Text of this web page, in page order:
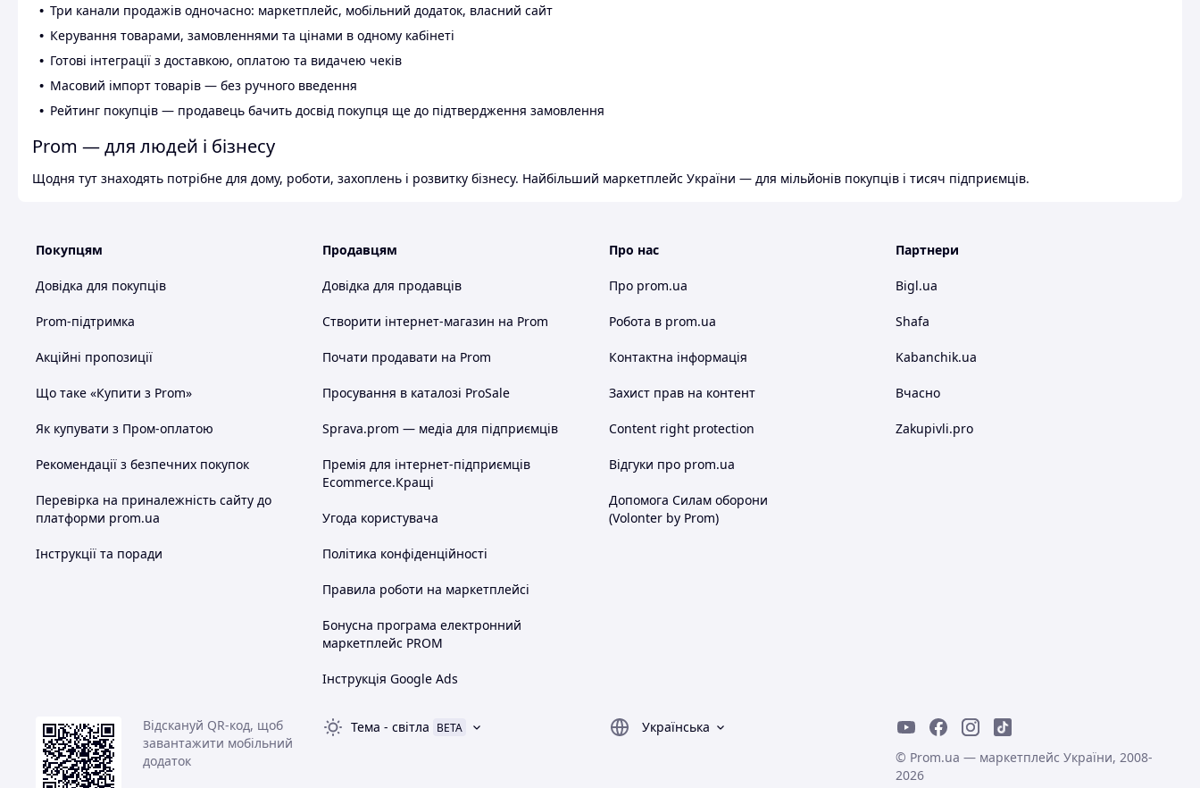
Три канали продажів одночасно: маркетплейс, мобільний додаток, власний сайт
Керування товарами, замовленнями та цінами в одному кабінеті
Готові інтеграції з доставкою, оплатою та видачею чеків
Масовий імпорт товарів — без ручного введення
Рейтинг покупців — продавець бачить досвід покупця ще до підтвердження замовлення
Prom — для людей і бізнесу
Щодня тут знаходять потрібне для дому, роботи, захоплень і розвитку бізнесу. Найбільший маркетплейс України — для мільйонів покупців і тисяч підприємців.
Покупцям
Довідка для покупців
Prom-підтримка
Акційні пропозиції
Що таке «Купити з Prom»
Як купувати з Пром-оплатою
Рекомендації з безпечних покупок
Перевірка на приналежність сайту до
платформи prom.ua
Інструкції та поради
Продавцям
Довідка для продавців
Створити інтернет-магазин на Prom
Почати продавати на Prom
Просування в каталозі ProSale
Sprava.prom — медіа для підприємців
Премія для інтернет-підприємців
Ecommerce.Кращі
Угода користувача
Політика конфіденційності
Правила роботи на маркетплейсі
Бонусна програма електронний
маркетплейс PROM
Інструкція Google Ads
Про нас
Про prom.ua
Робота в prom.ua
Контактна інформація
Захист прав на контент
Content right protection
Відгуки про prom.ua
Допомога Силам оборони
(Volonter by Prom)
Партнери
Bigl.ua
Shafa
Kabanchik.ua
Вчасно
Zakupivli.pro
Відскануй QR-код, щоб
завантажити мобільний
додаток
Тема - світла BETA
Українська
© Prom.ua — маркетплейс України, 2008-
2026